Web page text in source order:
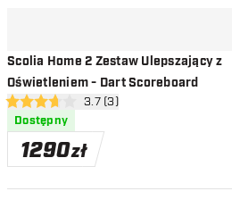
Scolia Home 2 Zestaw Ulepszający z
Oświetleniem - Dart Scoreboard
otwórz panel recenzji
3.7 gwiazdki oceny
3.7 (3)
Dostępny
1290zł